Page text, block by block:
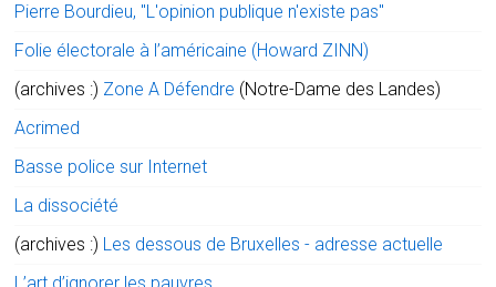
Pierre Bourdieu, "L'opinion publique n'existe pas"
Folie électorale à l’américaine (Howard ZINN)
(archives :) Zone A Défendre (Notre-Dame des Landes)
Acrimed
Basse police sur Internet
La dissociété
(archives :) Les dessous de Bruxelles - adresse actuelle